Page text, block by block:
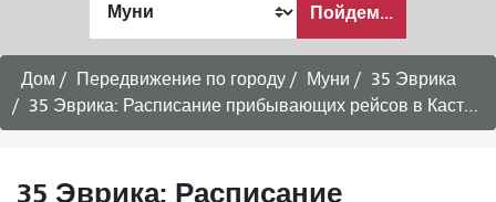
хочу
путешествовать
Пойдем...
Дом Передвижение по городу Муни
35 Эврика
35 Эврика: Расписание прибывающих рейсов в Кастро -
35 Эврика: Расписание